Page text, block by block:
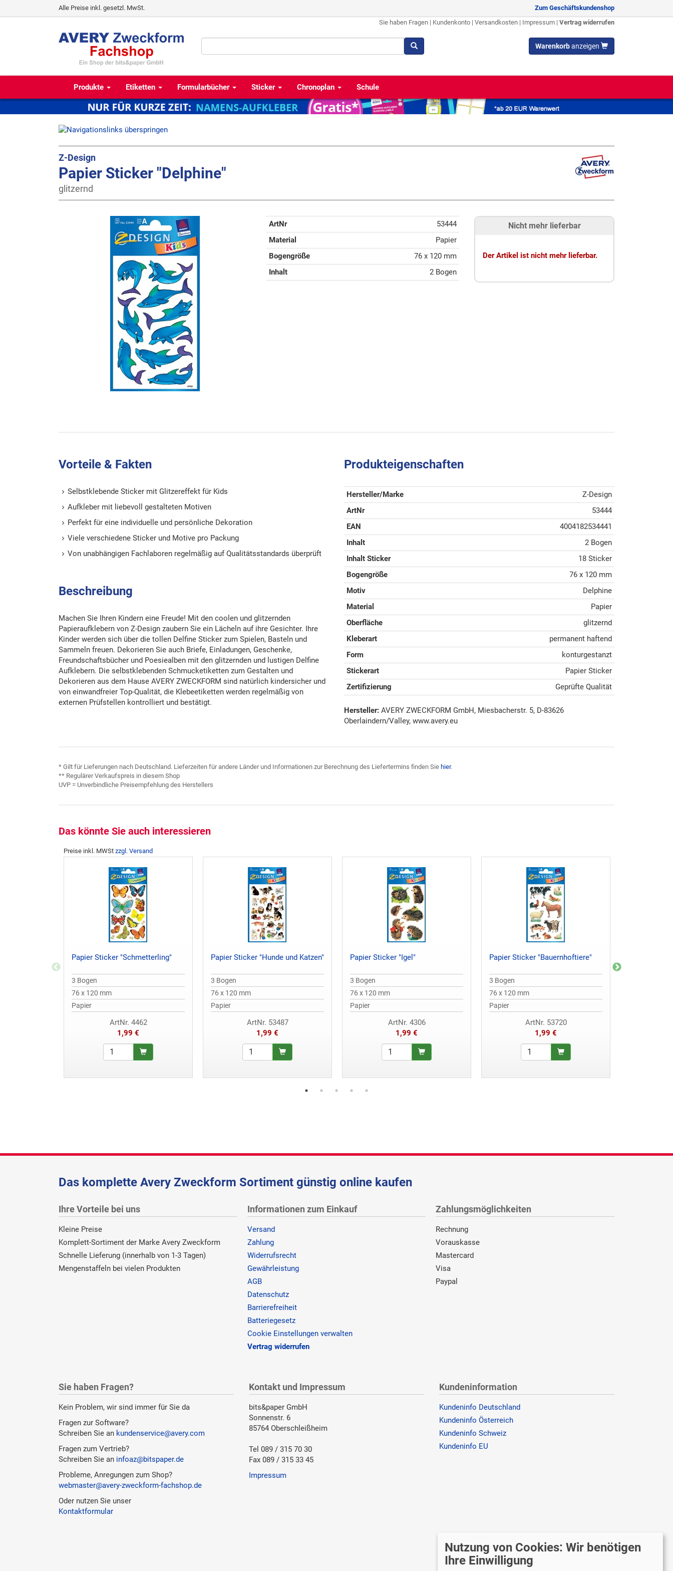
Alle Preise inkl. gesetzl. MwSt.
Zum Geschäftskundenshop
Sie haben Fragen | Kundenkonto | Versandkosten | Impressum | Vertrag widerrufen
Warenkorbanzeigen
Produkte Etiketten Formularbücher Sticker Chronoplan Schule
Z-Design
Papier Sticker "Delphine"
glitzernd
ArtNr
53444
Material
Papier
Bogengröße
76 x 120 mm
Inhalt
2 Bogen
Nicht mehr lieferbar
Der Artikel ist nicht mehr lieferbar.
Vorteile & Fakten
Selbstklebende Sticker mit Glitzereffekt für Kids
Aufkleber mit liebevoll gestalteten Motiven
Perfekt für eine individuelle und persönliche Dekoration
Viele verschiedene Sticker und Motive pro Packung
Von unabhängigen Fachlaboren regelmäßig auf Qualitätsstandards überprüft
Beschreibung
Machen Sie Ihren Kindern eine Freude! Mit den coolen und glitzernden
Papieraufklebern von Z-Design zaubern Sie ein Lächeln auf ihre Gesichter. Ihre
Kinder werden sich über die tollen Delfine Sticker zum Spielen, Basteln und
Sammeln freuen. Dekorieren Sie auch Briefe, Einladungen, Geschenke,
Freundschaftsbücher und Poesiealben mit den glitzernden und lustigen Delfine
Aufklebern. Die selbstklebenden Schmucketiketten zum Gestalten und
Dekorieren aus dem Hause AVERY ZWECKFORM sind natürlich kindersicher und
von einwandfreier Top-Qualität, die Klebeetiketten werden regelmäßig von
externen Prüfstellen kontrolliert und bestätigt.
Produkteigenschaften
Hersteller/Marke
Z-Design
ArtNr
53444
EAN
4004182534441
Inhalt
2 Bogen
Inhalt Sticker
18 Sticker
Bogengröße
76 x 120 mm
Motiv
Delphine
Material
Papier
Oberfläche
glitzernd
Kleberart
permanent haftend
Form
konturgestanzt
Stickerart
Papier Sticker
Zertifizierung
Geprüfte Qualität
Hersteller: AVERY ZWECKFORM GmbH, Miesbacherstr. 5, D-83626
Oberlaindern/Valley, www.avery.eu
* Gilt für Lieferungen nach Deutschland. Lieferzeiten für andere Länder und Informationen zur Berechnung des Liefertermins finden Sie hier.
** Regulärer Verkaufspreis in diesem Shop
UVP = Unverbindliche Preisempfehlung des Herstellers
Das könnte Sie auch interessieren
Preise inkl. MWSt zzgl. Versand
Papier Sticker "Schmetterling"
3 Bogen
76 x 120 mm
Papier
ArtNr. 4462
1,99 €
Papier Sticker "Hunde und Katzen"
3 Bogen
76 x 120 mm
Papier
ArtNr. 53487
1,99 €
Papier Sticker "Igel"
3 Bogen
76 x 120 mm
Papier
ArtNr. 4306
1,99 €
Papier Sticker "Bauernhoftiere"
3 Bogen
76 x 120 mm
Papier
ArtNr. 53720
1,99 €
Das komplette Avery Zweckform Sortiment günstig online kaufen
Ihre Vorteile bei uns
Kleine Preise
Komplett-Sortiment der Marke Avery Zweckform
Schnelle Lieferung (innerhalb von 1-3 Tagen)
Mengenstaffeln bei vielen Produkten
Informationen zum Einkauf
Versand
Zahlung
Widerrufsrecht
Gewährleistung
AGB
Datenschutz
Barrierefreiheit
Batteriegesetz
Cookie Einstellungen verwalten
Vertrag widerrufen
Zahlungsmöglichkeiten
Rechnung
Vorauskasse
Mastercard
Visa
Paypal
Sie haben Fragen?
Kein Problem, wir sind immer für Sie da
Fragen zur Software?
Schreiben Sie an kundenservice@avery.com
Fragen zum Vertrieb?
Schreiben Sie an infoaz@bitspaper.de
Probleme, Anregungen zum Shop?
webmaster@avery-zweckform-fachshop.de
Oder nutzen Sie unser
Kontaktformular
Kontakt und Impressum
bits&paper GmbH
Sonnenstr. 6
85764 Oberschleißheim
Tel 089 / 315 70 30
Fax 089 / 315 33 45
Impressum
Kundeninformation
Kundeninfo Deutschland
Kundeninfo Österreich
Kundeninfo Schweiz
Kundeninfo EU
Wir versenden mit
Nutzung von Cookies: Wir benötigen
Ihre Einwilligung